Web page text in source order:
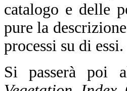
catalogo e delle
pure la
processi su di essi.
Si passerà